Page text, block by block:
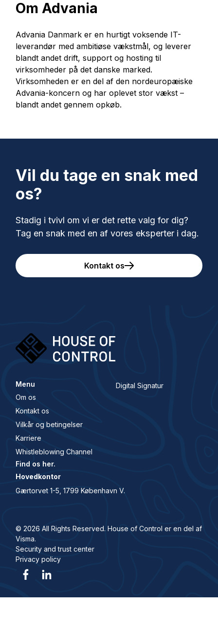
Om Advania
Advania Danmark er en hurtigt voksende IT-
leverandør med ambitiøse vækstmål, og leverer
blandt andet drift, support og hosting til
virksomheder på det danske marked.
Virksomheden er en del af den nordeuropæiske
Advania-koncern og har oplevet stor vækst –
blandt andet gennem opkøb.
Vil du tage en snak med
os?
Stadig i tvivl om vi er det rette valg for dig?
Tag en snak med en af vores eksperter i dag.
Kontakt os
Menu
Om os
Kontakt os
Vilkår og betingelser
Karriere
Whistleblowing Channel
Digital Signatur
Find os her.
Hovedkontor
Gærtorvet 1-5, 1799 København V.
© 2026 All Rights Reserved. House of Control er en del af
Visma.
Security and trust center
Privacy policy